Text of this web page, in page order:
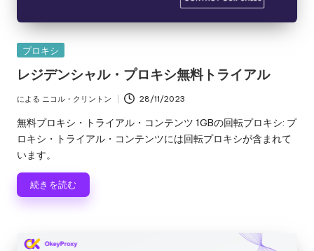
[
無
料
ト
ラ
イ
ア
ル
]
-
ア
ル、
Web
デ
タ
の
ス
ク
レ
イ
ン
カ
ゴ
リ
プロキシ
レジデンシャル・プロキシ無料トライアル
投
稿
による ニコル・クリントン 28/11/2023
無料プロキシ・トライアル・コンテンツ 1GBの回転プロキシ: プ
ロキシ・トライアル・コンテンツには回転プロキシが含まれて
います。
続きを読む